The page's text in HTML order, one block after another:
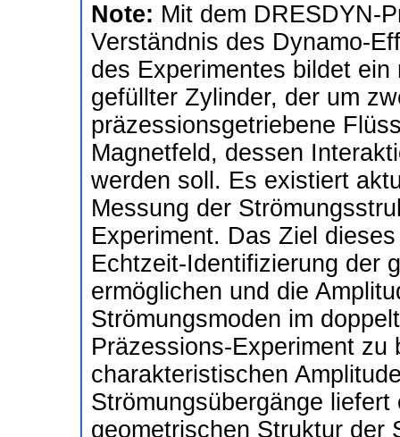
Note: Mit dem DRESDYN-
Verständnis des Dynamo-
des Experimentes bildet
gefüllter Zylinder, der um
präzessionsgetriebene
Magnetfeld, dessen
werden soll. Es existiert
Messung der
Experiment. Das Ziel
Echtzeit-Identifizierung der
ermöglichen und die
Strömungsmoden im
Präzessions-Experiment
charakteristischen
Strömungsübergänge
geometrischen Struktur der